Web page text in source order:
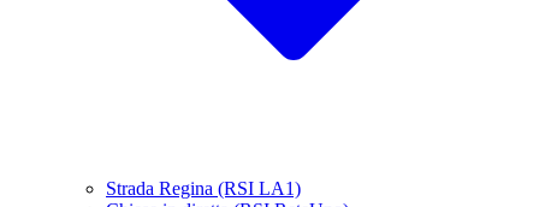
Strada Regina (RSI LA1)